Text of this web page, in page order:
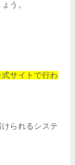
う。
式サイトで行わ
られるシステ